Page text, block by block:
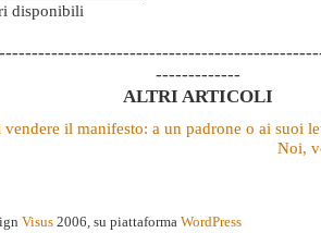
disponibili
-------------
ALTRI ARTICOLI
vendere il manifesto: a un padrone o ai suoi
Noi,
Visus 2006, su piattaforma WordPress